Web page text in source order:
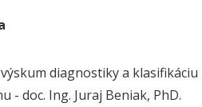
diagnostiky a
- doc. Ing. Juraj Beniak, PhD.